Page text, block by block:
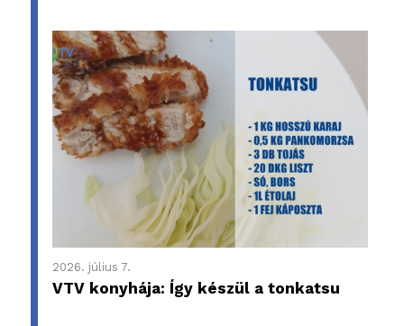
2026. július 7.
VTV konyhája: Így készül a tonkatsu